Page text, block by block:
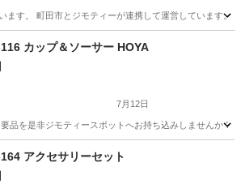
ます。 町田市とジモティーが連携して運営していま
リユース
0712-116 カップ＆ソーサー HOYA
7月12日
是非ジモティースポットへお持ち込みしませんか？
HOYA
アクセサリーセット